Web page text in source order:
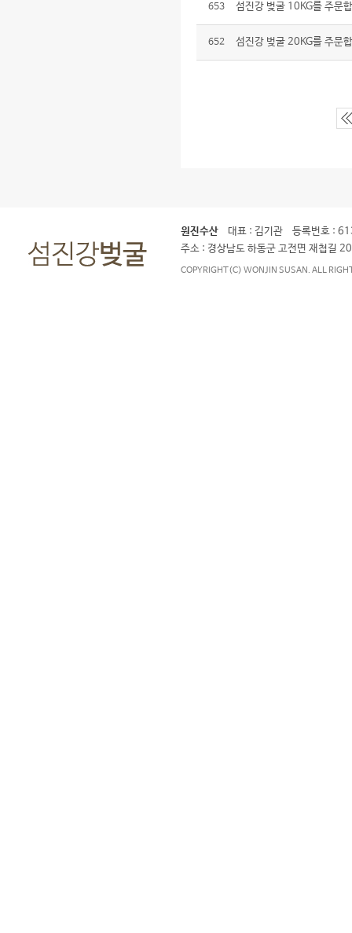
653 섬진강 벚굴 10KG를 주문
652 섬진강 벚굴 20KG를 주문
원진수산 대표 : 김기관 등록번호 :
주소 : 경상남도 하동군 고전면 재
COPYRIGHT(C) WONJIN SUSAN. ALL